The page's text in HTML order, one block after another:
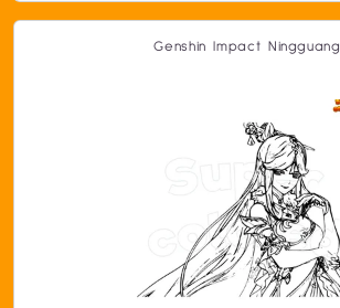
Genshin Impact Ningguang